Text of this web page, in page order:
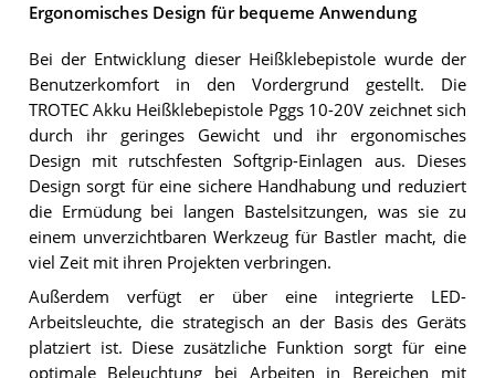
Ergonomisches Design für bequeme Anwendung
Bei der Entwicklung dieser Heißklebepistole wurde der
Benutzerkomfort in den Vordergrund gestellt. Die
TROTEC Akku Heißklebepistole Pggs 10-20V zeichnet sich
durch ihr geringes Gewicht und ihr ergonomisches
Design mit rutschfesten Softgrip-Einlagen aus. Dieses
Design sorgt für eine sichere Handhabung und reduziert
die Ermüdung bei langen Bastelsitzungen, was sie zu
einem unverzichtbaren Werkzeug für Bastler macht, die
viel Zeit mit ihren Projekten verbringen.
Außerdem verfügt er über eine integrierte LED-
Arbeitsleuchte, die strategisch an der Basis des Geräts
platziert ist. Diese zusätzliche Funktion sorgt für eine
optimale Beleuchtung bei Arbeiten in Bereichen mit